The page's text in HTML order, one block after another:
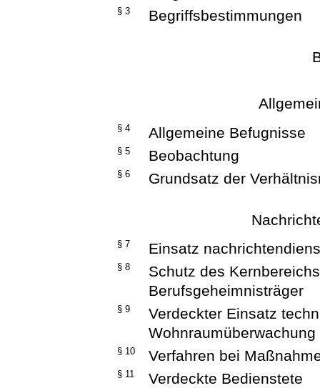
§ 3 Begriffsbestimmungen
§ 4 Allgemeine Befugnisse
§ 5 Beobachtung
§ 6 Grundsatz der
§ 7 Einsatz
§ 8
Schutz des
Berufsgeheimnisträger
§ 9
Verdeckter Einsatz
Wohnraumüberwachung
§ 10 Verfahren bei
§ 11 Verdeckte Bedienstete